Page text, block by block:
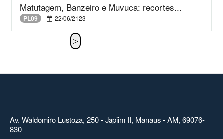
Matutagem, Banzeiro e Muvuca: recortes...
PL09 22/06/2123
Av. Waldomiro Lustoza, 250 - Japiim II, Manaus - AM, 69076-
830